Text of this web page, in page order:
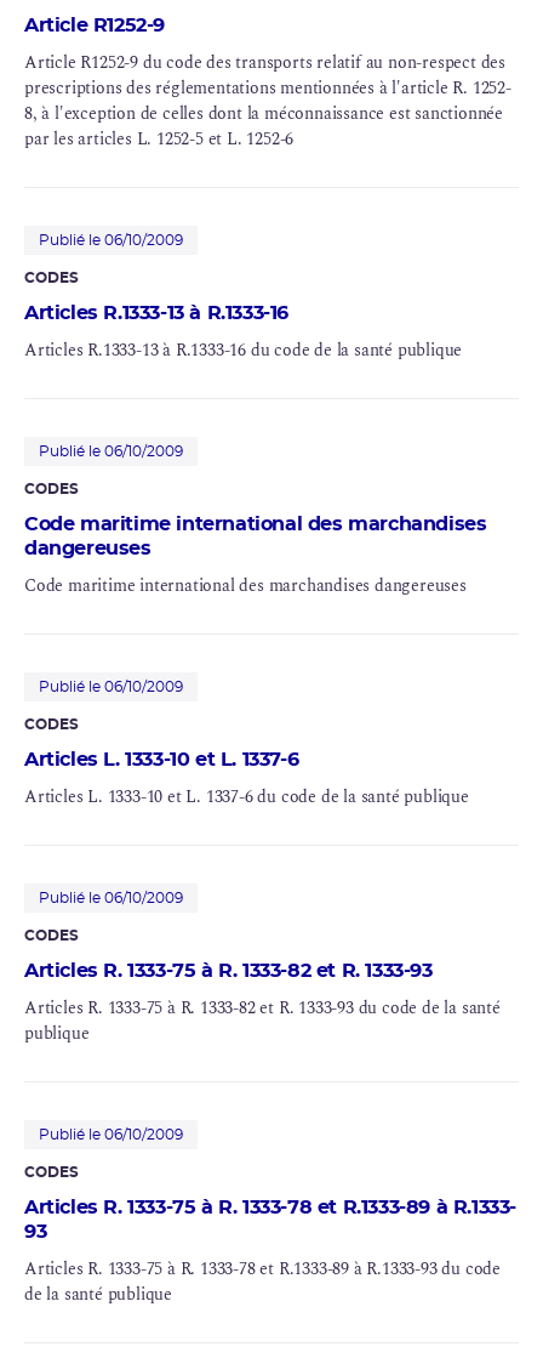
Article R1252-9
Article R1252-9 du code des transports relatif au non-respect des
prescriptions des réglementations mentionnées à l'article R. 1252-
8, à l'exception de celles dont la méconnaissance est sanctionnée
par les articles L. 1252-5 et L. 1252-6
Publié le 06/10/2009
CODES
Articles R.1333-13 à R.1333-16
Articles R.1333-13 à R.1333-16 du code de la santé publique
Publié le 06/10/2009
CODES
Code maritime international des marchandises
dangereuses
Code maritime international des marchandises dangereuses
Publié le 06/10/2009
CODES
Articles L. 1333-10 et L. 1337-6
Articles L. 1333-10 et L. 1337-6 du code de la santé publique
Publié le 06/10/2009
CODES
Articles R. 1333-75 à R. 1333-82 et R. 1333-93
Articles R. 1333-75 à R. 1333-82 et R. 1333-93 du code de la santé
publique
Publié le 06/10/2009
CODES
Articles R. 1333-75 à R. 1333-78 et R.1333-89 à R.1333-
93
Articles R. 1333-75 à R. 1333-78 et R.1333-89 à R.1333-93 du code
de la santé publique